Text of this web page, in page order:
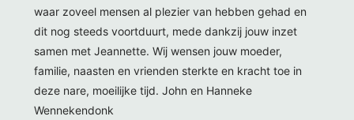
waar zoveel mensen al plezier van hebben gehad en
dit nog steeds voortduurt, mede dankzij jouw inzet
samen met Jeannette. Wij wensen jouw moeder,
familie, naasten en vrienden sterkte en kracht toe in
deze nare, moeilijke tijd. John en Hanneke
Wennekendonk